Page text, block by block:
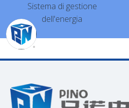
Sistema di gestione